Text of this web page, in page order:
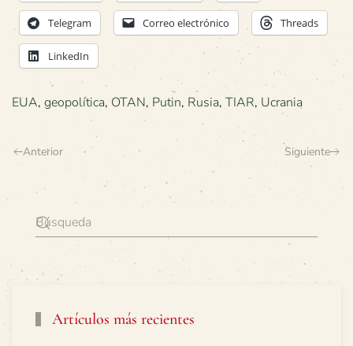
Telegram Correo electrónico Threads
LinkedIn
EUA, geopolítica, OTAN, Putin, Rusia, TIAR, Ucrania
Anterior Siguiente
Artículos más recientes